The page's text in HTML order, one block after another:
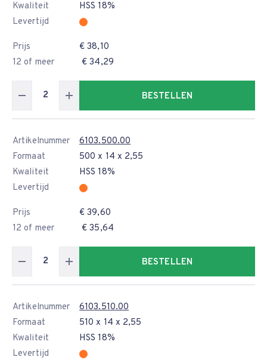
Kwaliteit
HSS 18%
Levertijd
Prijs
€ 38,10
12 of meer
€ 34,29
BESTELLEN
Artikelnummer
6103.500.00
Formaat
500 x 14 x 2,55
Kwaliteit
HSS 18%
Levertijd
Prijs
€ 39,60
12 of meer
€ 35,64
BESTELLEN
Artikelnummer
6103.510.00
Formaat
510 x 14 x 2,55
Kwaliteit
HSS 18%
Levertijd